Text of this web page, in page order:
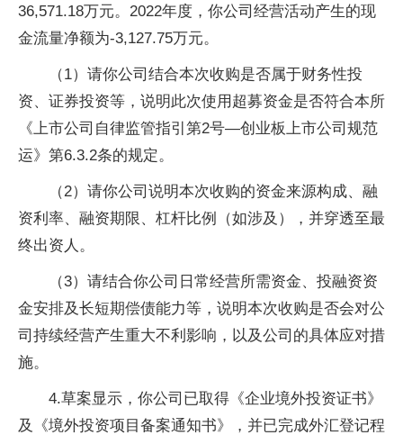
36,571.18万元。2022年度，你公司经营活动产生的现
金流量净额为-3,127.75万元。
（1）请你公司结合本次收购是否属于财务性投
资、证券投资等，说明此次使用超募资金是否符合本所
《上市公司自律监管指引第2号—创业板上市公司规范
运》第6.3.2条的规定。
（2）请你公司说明本次收购的资金来源构成、融
资利率、融资期限、杠杆比例（如涉及），并穿透至最
终出资人。
（3）请结合你公司日常经营所需资金、投融资资
金安排及长短期偿债能力等，说明本次收购是否会对公
司持续经营产生重大不利影响，以及公司的具体应对措
施。
4.草案显示，你公司已取得《企业境外投资证书》
及《境外投资项目备案通知书》，并已完成外汇登记程